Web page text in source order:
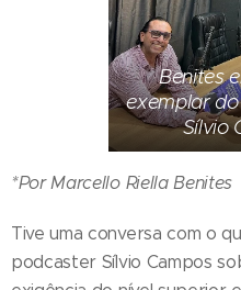
Benites
exemplar
Sílvio
*Por Marcello Riella Benites
Tive uma conversa com o
podcaster Sílvio Campos